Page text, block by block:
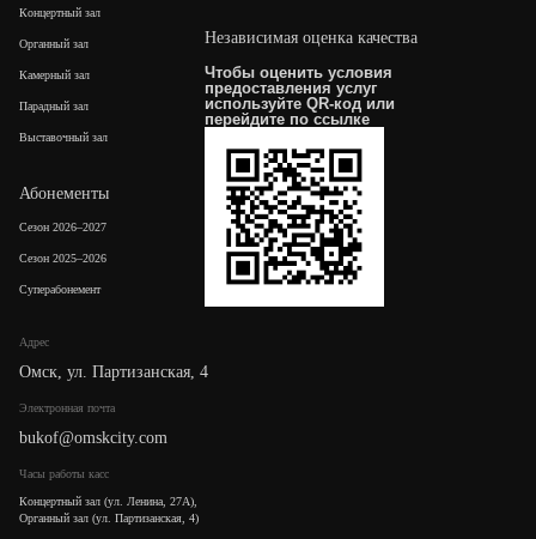
Адрес
Омск, ул. Партизанская, 4
Электронная почта
bukof@omskcity.com
Часы работы касс
Концертный зал (ул. Ленина, 27А),
Органный зал (ул. Партизанская, 4)
Концертный зал
Органный зал
Камерный зал
Парадный зал
Выставочный зал
Абонементы
Сезон 2026–2027
Сезон 2025–2026
Суперабонемент
Независимая оценка качества
Чтобы оценить условия
предоставления услуг
используйте QR-код или
перейдите по ссылке